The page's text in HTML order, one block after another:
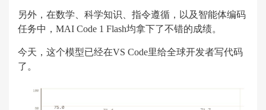
另外，在数学、科学知识、指令遵循，以及智能体编码
任务中，MAI Code 1 Flash均拿下了不错的成绩。
今天，这个模型已经在VS Code里给全球开发者写代码
了。